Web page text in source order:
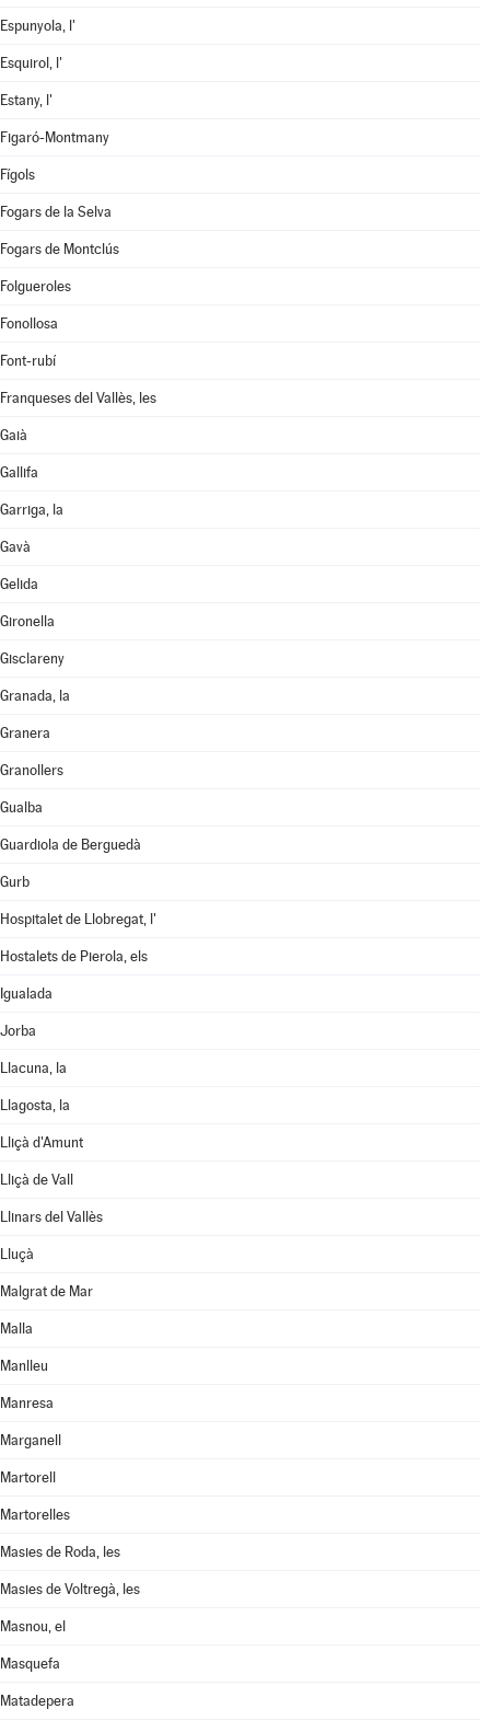
Espunyola, l'
Esquirol, l'
Estany, l'
Figaró-Montmany
Fígols
Fogars de la Selva
Fogars de Montclús
Folgueroles
Fonollosa
Font-rubí
Franqueses del Vallès, les
Gaià
Gallifa
Garriga, la
Gavà
Gelida
Gironella
Gisclareny
Granada, la
Granera
Granollers
Gualba
Guardiola de Berguedà
Gurb
Hospitalet de Llobregat, l'
Hostalets de Pierola, els
Igualada
Jorba
Llacuna, la
Llagosta, la
Lliçà d'Amunt
Lliçà de Vall
Llinars del Vallès
Lluçà
Malgrat de Mar
Malla
Manlleu
Manresa
Marganell
Martorell
Martorelles
Masies de Roda, les
Masies de Voltregà, les
Masnou, el
Masquefa
Matadepera